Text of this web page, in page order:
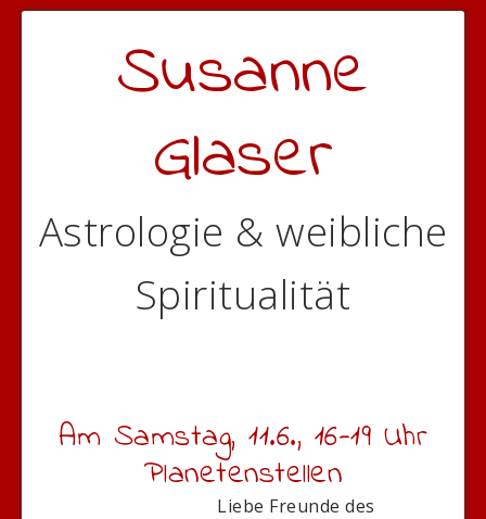
Susanne
Glaser
Astrologie & weibliche
Spiritualität
Am Samstag, 11.6., 16-19 Uhr
Planetenstellen
Liebe Freunde des